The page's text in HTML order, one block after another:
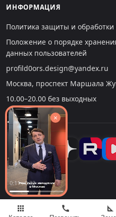
ИНФОРМАЦИЯ
Политика защиты и
Положение о порядке
данных пользователей
profild0ors.design@yandex.ru
Москва, проспект Маршала
10.00–20.00 без выходных
apps call square_foot
0:12 : 0:32
×